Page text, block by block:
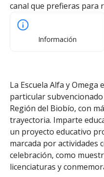
canal que prefieras para
Información
La Escuela Alfa y Omega
particular
Región del Biobío, con
trayectoria. Imparte
un proyecto educativo
marcada por actividades
celebración, como
licenciaturas y